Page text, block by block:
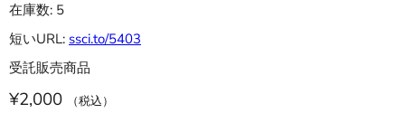
在庫数: 5
短いURL: ssci.to/5403
受託販売商品
¥2,000 （税込）